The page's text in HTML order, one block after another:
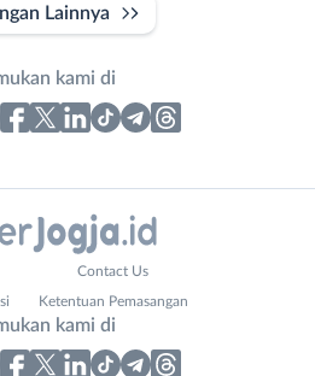
Lainnya
kami di
Contact Us
Ketentuan Pemasangan
kami di